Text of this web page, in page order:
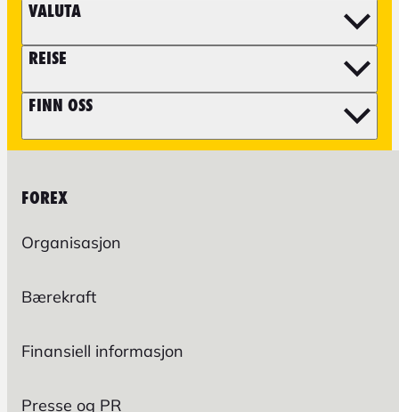
VALUTA
REISE
FINN OSS
FOREX
Organisasjon
Bærekraft
Finansiell informasjon
Presse og PR